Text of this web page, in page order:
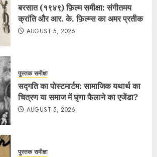
बरसात (१९४९) फ़िल्म समीक्षा: संगीतमय
क्रांति और आर. के. फ़िल्म्स का अमर प्रतीक
AUGUST 5, 2026
पुस्तक समीक्षा
सद्गति का पोस्टमार्टम: सामाजिक यथार्थ का
चित्रण या समाज में घृणा फैलाने का एजेंडा?
AUGUST 5, 2026
पुस्तक समीक्षा